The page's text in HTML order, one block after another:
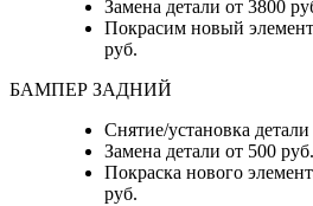
Замена детали от 3800
Покрасим новый
руб.
БАМПЕР ЗАДНИЙ
Снятие/установка
Замена детали от 500 руб.
Покраска нового
руб.